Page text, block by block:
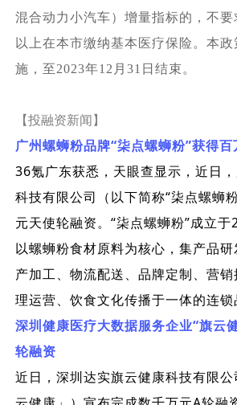
混合动力小汽车）增量指标的，不要
以上在本市缴纳基本医疗保险。本
施，至2023年12月31日结束。
【投融资新闻】
广州螺蛳粉品牌“柒点螺蛳粉”获得百
36氪广东获悉，天眼查显示，近日
科技有限公司（以下简称“柒点螺蛳
元天使轮融资。“柒点螺蛳粉”成立于
以螺蛳粉食材原料为核心，集产品
产加工、物流配送、品牌定制、营
理运营、饮食文化传播于一体的连锁
深圳健康医疗大数据服务企业“旗云
轮融资
近日，深圳达实旗云健康科技有限